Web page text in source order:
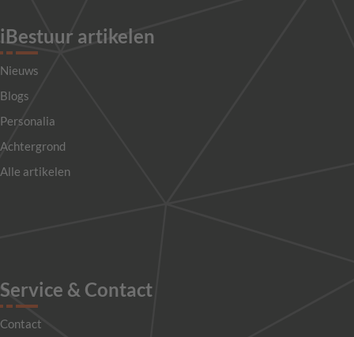
iBestuur artikelen
Nieuws
Blogs
Personalia
Achtergrond
Alle artikelen
Service & Contact
Contact